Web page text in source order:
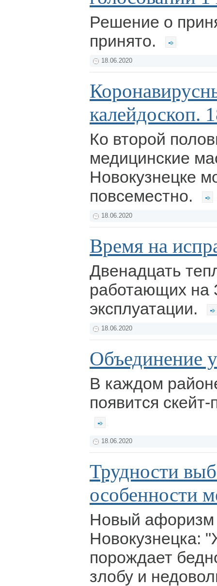
Решение о
принято.
18.06.2020
калейдоскоп.
Ко второй
медицинские
Новокузнецке
повсеместно.
18.06.2020
Время на
Двенадцать
работающих на
эксплуатации.
18.06.2020
Объединение
В каждом
появится
18.06.2020
Трудности
особенности
Новый афоризм
Новокузнецка:
порождает
злобу и